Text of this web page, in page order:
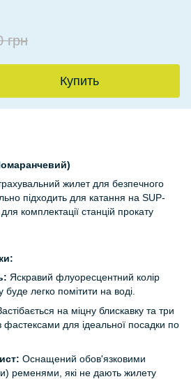
грн
Купить
жилет для безпечного
підходить для катання на SUP-
комплектації станцій прокату
Яскравий флуоресцентний колір
легко помітити на воді.
на міцну блискавку та три
фастексами для ідеальної посадки по
Оснащений обов'язковими
ременями, які не дають жилету